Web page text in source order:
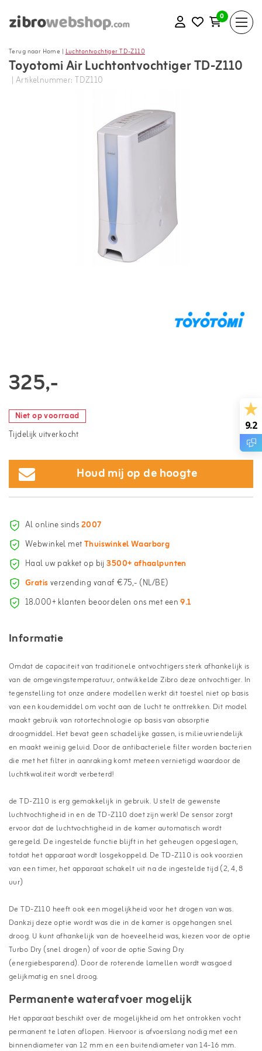
0
Terug naar Home |Luchtontvochtiger TD-Z110
Toyotomi Air Luchtontvochtiger TD-Z110
| Artikelnummer: TDZ110
325,-
Niet op voorraad
Tijdelijk uitverkocht
Houd mij op de hoogte
Al online sinds2007
Webwinkel metThuiswinkel Waarborg
Haal uw pakket op bij3500+ afhaalpunten
Gratisverzending vanaf €75,- (NL/BE)
18.000+ klanten beoordelen ons met een9.1
Informatie
Omdat de capaciteit van traditionele ontvochtigers sterk afhankelijk is
van de omgevingstemperatuur, ontwikkelde Zibro deze ontvochtiger. In
tegenstelling tot onze andere modellen werkt dit toestel niet op basis
van een koudemiddel om vocht aan de lucht te onttrekken. Dit model
maakt gebruik van rotortechnologie op basis van absorptie
droogmiddel. Het bevat geen schadelijke gassen, is milieuvriendelijk
en maakt weinig geluid. Door de antibacteriele filter worden bacterien
die met het filter in aanraking komt meteen vernietigd waardoor de
luchtkwaliteit wordt verbeterd!
de TD-Z110 is erg gemakkelijk in gebruik. U stelt de gewenste
luchtvochtigheid in en de TD-Z110 doet zijn werk! De sensor zorgt
ervoor dat de luchtvochtigheid in de kamer automatisch wordt
geregeld. De ingestelde functie blijft in het geheugen opgeslagen,
totdat het apparaat wordt losgekoppeld. De TD-Z110 is ook voorzien
van een timer, het apparaat schakelt uit na de ingestelde tijd (2, 4, 8
uur)
De TD-Z110 heeft ook een mogelijkheid voor het drogen van was.
Dankzij deze optie wordt was die in de kamer is opgehangen snel
droog. U kunt afhankelijk van de hoeveelheid was, kiezen voor de optie
Turbo Dry (snel drogen) of voor de optie Saving Dry
(energiebesparend). Door de roterende lamellen wordt wasgoed
gelijkmatig en snel droog.
Permanente waterafvoer mogelijk
Het apparaat beschikt over de mogelijkheid om het ontrokken vocht
permanent te laten aflopen. Hiervoor is afvoerslang nodig met een
binnendiameter van 12 mm en een buitendiameter van 14-16 mm.
9.2